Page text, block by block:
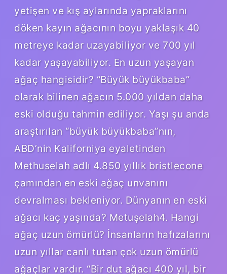
yetişen ve kış aylarında yapraklarını
döken kayın ağacının boyu yaklaşık 40
metreye kadar uzayabiliyor ve 700 yıl
kadar yaşayabiliyor. En uzun yaşayan
ağaç hangisidir? “Büyük büyükbaba”
olarak bilinen ağacın 5.000 yıldan daha
eski olduğu tahmin ediliyor. Yaşı şu anda
araştırılan “büyük büyükbaba”nın,
ABD’nin Kaliforniya eyaletinden
Methuselah adlı 4.850 yıllık bristlecone
çamından en eski ağaç unvanını
devralması bekleniyor. Dünyanın en eski
ağacı kaç yaşında? Metuşelah4. Hangi
ağaç uzun ömürlü? İnsanların hafızalarını
uzun yıllar canlı tutan çok uzun ömürlü
ağaçlar vardır. “Bir dut ağacı 400 yıl, bir